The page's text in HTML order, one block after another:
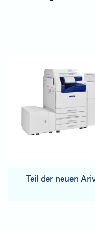
Teil der neuen